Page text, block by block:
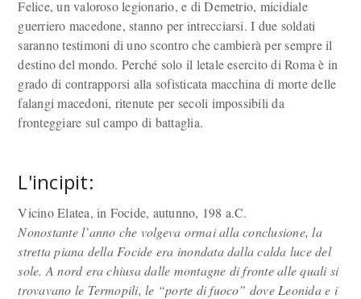
Felice, un valoroso legionario, e di Demetrio, micidiale
guerriero macedone, stanno per intrecciarsi. I due soldati
saranno testimoni di uno scontro che cambierà per sempre il
destino del mondo. Perché solo il letale esercito di Roma è in
grado di contrapporsi alla sofisticata macchina di morte delle
falangi macedoni, ritenute per secoli impossibili da
fronteggiare sul campo di battaglia.
L'incipit:
Vicino Elatea, in Focide, autunno, 198 a.C.
Nonostante l’anno che volgeva ormai alla conclusione, la
stretta piana della Focide era inondata dalla calda luce del
sole. A nord era chiusa dalle montagne di fronte alle quali si
trovavano le Termopili, le “porte di fuoco” dove Leonida e i